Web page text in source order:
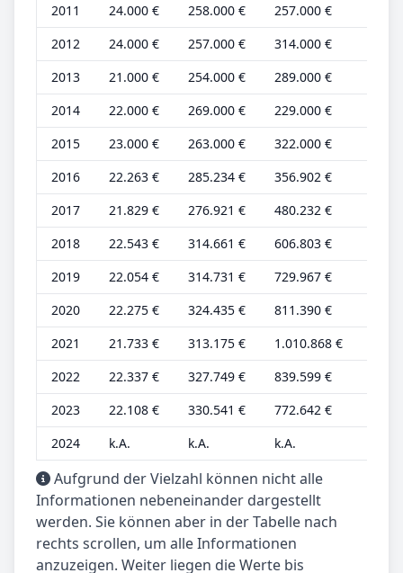
2011
24.000 € 258.000 € 257.000 €
2012
24.000 € 257.000 € 314.000 €
2013
21.000 € 254.000 € 289.000 €
2014
22.000 € 269.000 € 229.000 €
2015
23.000 € 263.000 € 322.000 €
2016
22.263 € 285.234 € 356.902 €
2017
21.829 € 276.921 € 480.232 €
2018
22.543 € 314.661 € 606.803 €
2019
22.054 € 314.731 € 729.967 €
2020
22.275 € 324.435 € 811.390 €
2021
21.733 € 313.175 € 1.010.868 €
2022
22.337 € 327.749 € 839.599 €
2023
22.108 € 330.541 € 772.642 €
2024
k.A. k.A. k.A.
Aufgrund der Vielzahl können nicht alle
Informationen nebeneinander dargestellt
werden. Sie können aber in der Tabelle nach
rechts scrollen, um alle Informationen
anzuzeigen. Weiter liegen die Werte bis